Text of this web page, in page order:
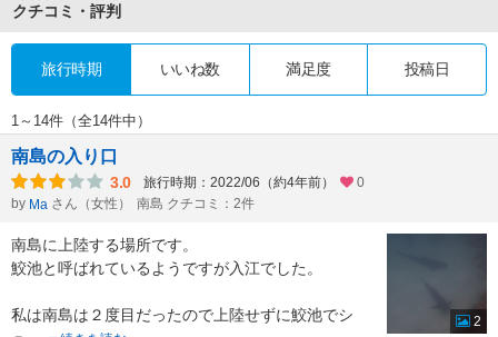
クチコミ・評判
旅行時期 いいね数 満足度 投稿日
1～14件（全14件中）
南島の入り口
3.0 旅行時期：2022/06（約4年前）
0
by Ma さん（女性） 南島 クチコミ：2件
南島に上陸する場所です。
鮫池と呼ばれているようですが入江でした。
私は南島は２度目だったので上陸せずに鮫池でシ
2